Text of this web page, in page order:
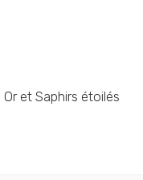
Or et Saphirs étoilés